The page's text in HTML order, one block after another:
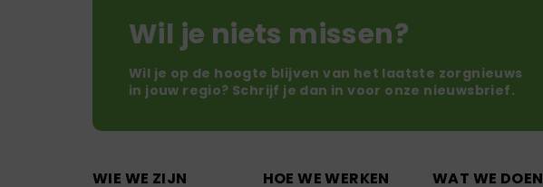
Wil je niets missen?
Wil je op de hoogte blijven van het laatste zorgnieuws
in jouw regio? Schrijf je dan in voor onze nieuwsbrief.
WIE WE ZIJN HOE WE WERKEN WAT WE DOEN